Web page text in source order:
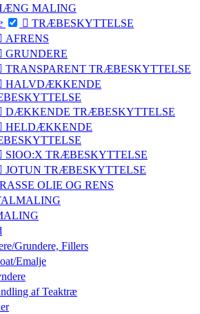
MALING
 TRÆBESKYTTELSE
AFRENS
GRUNDERE
TRANSPARENT TRÆBESKYTTELSE
HALVDÆKKENDE
DÆKKENDE TRÆBESKYTTELSE
HELDÆKKENDE
SIOO:X TRÆBESKYTTELSE
JOTUN TRÆBESKYTTELSE
OLIE OG RENS
Grundere, Fillers
Emalje
af Teaktræ